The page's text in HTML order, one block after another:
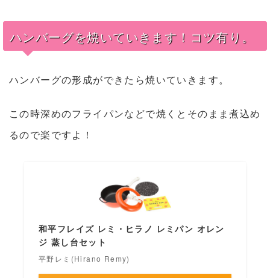
ハンバーグを焼いていきます！コツ有り。
ハンバーグの形成ができたら焼いていきます。
この時深めのフライパンなどで焼くとそのまま煮込め
るので楽ですよ！
和平フレイズ レミ・ヒラノ レミパン オレン
ジ 蒸し台セット
平野レミ(Hirano Remy)